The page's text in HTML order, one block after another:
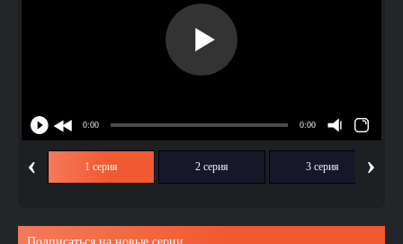
‹ 1 серия 2 серия 3 серия ›